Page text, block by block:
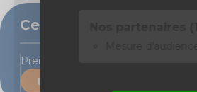
Ce bien vous intéresse ?
Prenons rendez-vous pour une visite
Demande de contact